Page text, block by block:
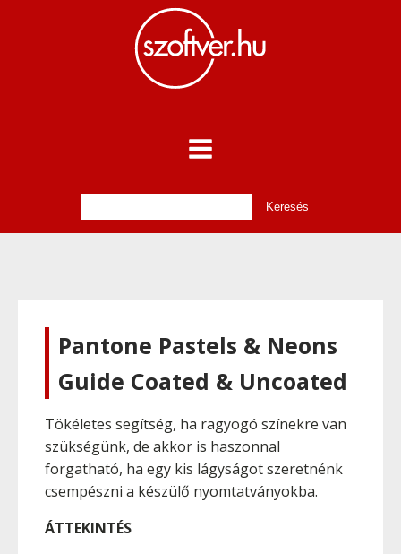
Pantone Pastels & Neons
Guide Coated & Uncoated
Tökéletes segítség, ha ragyogó színekre van
szükségünk, de akkor is haszonnal
forgatható, ha egy kis lágyságot szeretnénk
csempészni a készülő nyomtatványokba.
ÁTTEKINTÉS